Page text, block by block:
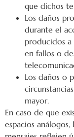
que dichos
Los daños
durante el
producidos a
en fallos o
Los daños o
mayor.
En caso de que
espacios